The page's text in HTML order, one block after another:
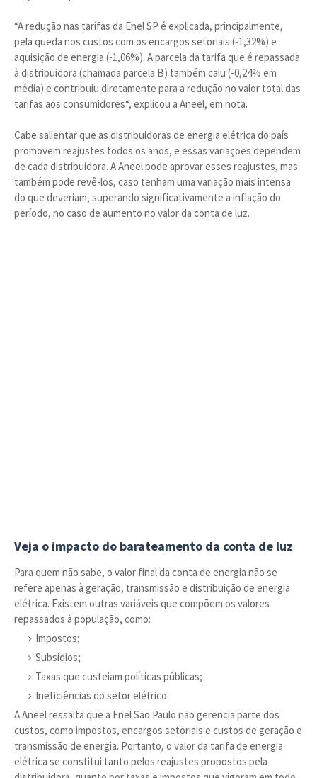
“A redução nas tarifas da Enel SP é explicada, principalmente,
pela queda nos custos com os encargos setoriais (-1,32%) e
aquisição de energia (-1,06%). A parcela da tarifa que é repassada
à distribuidora (chamada parcela B) também caiu (-0,24% em
média) e contribuiu diretamente para a redução no valor total das
tarifas aos consumidores“, explicou a Aneel, em nota.
Cabe salientar que as distribuidoras de energia elétrica do país
promovem reajustes todos os anos, e essas variações dependem
de cada distribuidora. A Aneel pode aprovar esses reajustes, mas
também pode revê-los, caso tenham uma variação mais intensa
do que deveriam, superando significativamente a inflação do
período, no caso de aumento no valor da conta de luz.
Veja o impacto do barateamento da conta de luz
Para quem não sabe, o valor final da conta de energia não se
refere apenas à geração, transmissão e distribuição de energia
elétrica. Existem outras variáveis que compõem os valores
repassados à população, como:
Impostos;
Subsídios;
Taxas que custeiam políticas públicas;
Ineficiências do setor elétrico.
A Aneel ressalta que a Enel São Paulo não gerencia parte dos
custos, como impostos, encargos setoriais e custos de geração e
transmissão de energia. Portanto, o valor da tarifa de energia
elétrica se constitui tanto pelos reajustes propostos pela